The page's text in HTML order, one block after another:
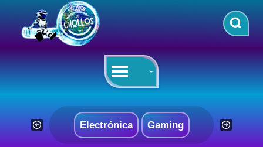
contenido
Electrónica Gaming